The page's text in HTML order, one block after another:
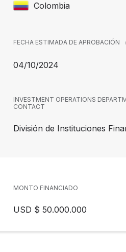
Colombia
FECHA ESTIMADA DE APROBACIÓN
04/10/2024
INVESTMENT OPERATIONS
CONTACT
División de Instituciones
MONTO FINANCIADO
USD $ 50.000.000